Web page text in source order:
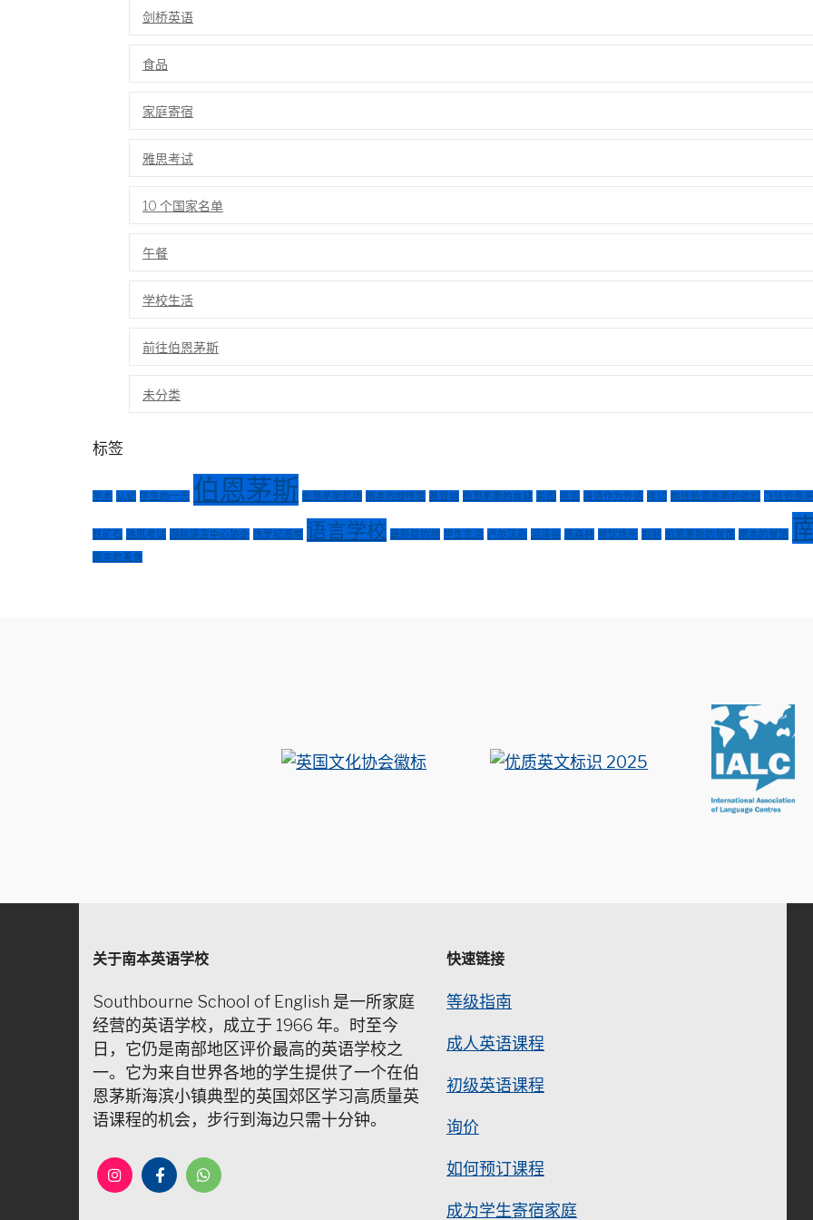
剑桥英语
食品
家庭寄宿
雅思考试
10 个国家名单
午餐
学校生活
前往伯恩茅斯
未分类
标签
学术 认证 学生的一天 伯恩茅斯 伯恩茅斯机场 南本的咖啡馆 基督城 伯恩茅斯的食肆 英国 英语 英语作为外语 考试 前往伯恩茅斯的航班 飞往伯恩
铁矿石 雅思考试 国际语言中心协会 侏罗纪海岸 语言学校 最新目的地 学生生活 卢尔沃斯 沼泽谷 新森林 餐饮场所 靓丽 伯恩茅斯的餐馆 南本的餐馆
南本的美食
关于南本英语学校
Southbourne School of English 是一所家庭
经营的英语学校，成立于 1966 年。时至今
日，它仍是南部地区评价最高的英语学校之
一。它为来自世界各地的学生提供了一个在伯
恩茅斯海滨小镇典型的英国郊区学习高质量英
语课程的机会，步行到海边只需十分钟。
快速链接
等级指南
成人英语课程
初级英语课程
询价
如何预订课程
成为学生寄宿家庭